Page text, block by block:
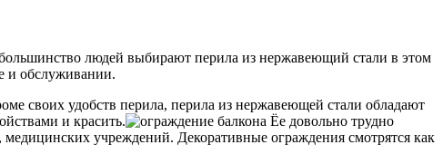
людей выбирают перила из нержавеющий стали в этом
и обслуживании.
своих удобств перила, перила из нержавеющей стали обладают
и красить.
Ёе довольно трудно
учреждений. Декоративные ограждения смотрятся как